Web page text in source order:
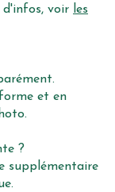
d'infos, voir les
et en
?
supplémentaire